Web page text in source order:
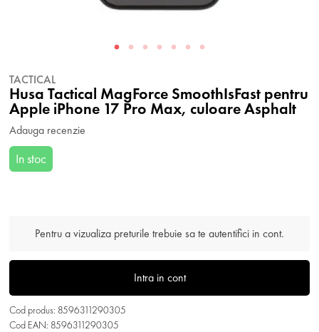
TACTICAL
Husa Tactical MagForce SmoothIsFast pentru
Apple iPhone 17 Pro Max, culoare Asphalt
Adauga recenzie
In stoc
Pentru a vizualiza preturile trebuie sa te autentifici in cont.
Intra in cont
Cod produs: 8596311290305
Cod EAN: 8596311290305